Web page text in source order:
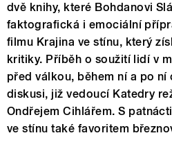
dvě knihy, které Bohdanovi
faktografická i emociální
filmu Krajina ve stínu, který
kritiky. Příběh o soužití lidí v
před válkou, během ní a po
diskusi, již vedoucí Katedry
Ondřejem Cihlářem. S
ve stínu také favoritem